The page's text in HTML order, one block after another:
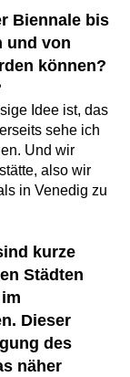
Biennale bis
und von
können?
Idee ist, das
sehe ich
Und wir
also wir
in Venedig zu
kurze
Städten
Dieser
des
näher